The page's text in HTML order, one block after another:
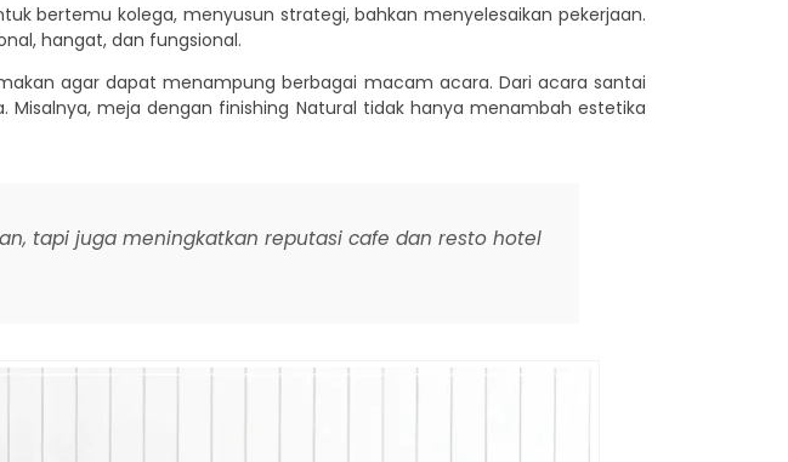
bertemu kolega, menyusun strategi, bahkan menyelesaikan pekerjaan.
hangat, dan fungsional.
agar dapat menampung berbagai macam acara. Dari acara santai
meja dengan finishing Natural tidak hanya menambah estetika
tapi juga meningkatkan reputasi cafe dan resto hotel